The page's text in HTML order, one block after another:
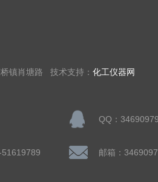
镇肖塘路 技术支持： 化工仪器网
QQ：
邮箱：